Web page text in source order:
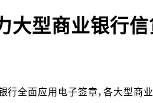
大型商业银行
面应用电子签章，各大型商